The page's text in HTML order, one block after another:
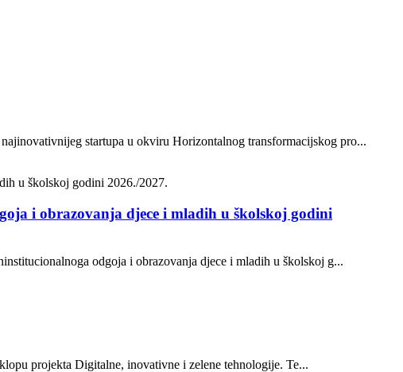
startupa u okviru Horizontalnog transformacijskog pro...
i obrazovanja djece i mladih u školskoj godini
odgoja i obrazovanja djece i mladih u školskoj g...
projekta Digitalne, inovativne i zelene tehnologije. Te...